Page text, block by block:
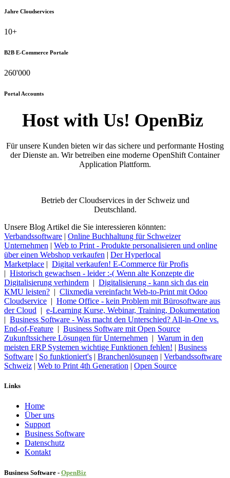
Jahre Cloudservices
10+
B2B E-Commerce Portale
260'000
Portal Accounts
Host with Us! OpenBiz
Für unsere Kunden bieten wir das sichere und performante Hosting
der Dienste an. Wir betreiben eine moderne OpenShift Container
Application Plattform.
Betrieb der Cloudservices in der Schweiz und
Deutschland.
Unsere Blog Artikel die Sie interessieren könnten:
Verbandssoftware | Online Buchhaltung für Schweizer
Unternehmen | Web to Print - Produkte personalisieren und online
über einen Webshop verkaufen | Der Hyperlocal
Marketplace | Digital verkaufen! E-Commerce für Profis
| Historisch gewachsen - leider :-( Wenn alte Konzepte die
Digitalisierung verhindern | Digitalisierung - kann sich das ein
KMU leisten? | Clixmedia vereinfacht Web-to-Print mit Odoo
Cloudservice | Home Office - kein Problem mit Bürosoftware aus
der Cloud | e-Learning Kurse, Webinar, Training, Dokumentation
| Business Software - Was macht den Unterschied? All-in-One vs.
End-of-Feature | Business Software mit Open Source
Zukunftssichere Lösungen für Unternehmen | Warum in den
meisten ERP Systemen wichtige Funktionen fehlen! | Business
Software | So funktioniert's | Branchenlösungen | Verbandssoftware
Schweiz | Web to Print 4th Generation | Open Source
Links
Home
Über uns
Sup​port
Business Software
Datenschutz
Kontakt
Business Software - OpenBiz